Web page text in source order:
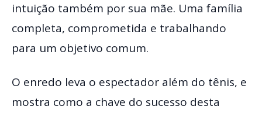
intuição também por sua mãe. Uma família
completa, comprometida e trabalhando
para um objetivo comum.
O enredo leva o espectador além do tênis, e
mostra como a chave do sucesso desta